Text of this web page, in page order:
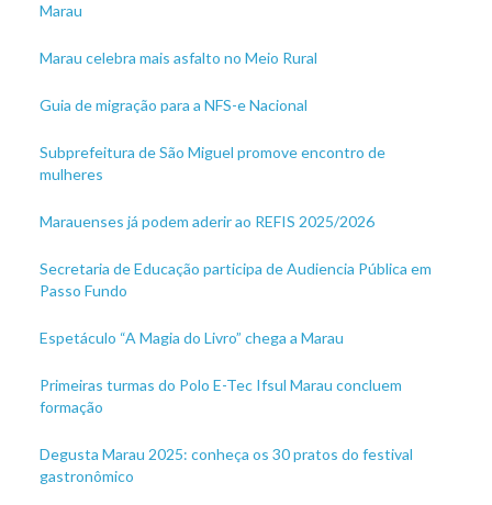
Marau
Marau celebra mais asfalto no Meio Rural
Guia de migração para a NFS-e Nacional
Subprefeitura de São Miguel promove encontro de
mulheres
Marauenses já podem aderir ao REFIS 2025/2026
Secretaria de Educação participa de Audiencia Pública em
Passo Fundo
Espetáculo “A Magia do Livro” chega a Marau
Primeiras turmas do Polo E-Tec Ifsul Marau concluem
formação
Degusta Marau 2025: conheça os 30 pratos do festival
gastronômico